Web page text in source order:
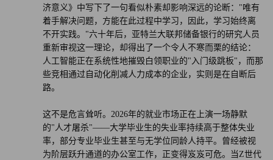
济意义》中写下了一句看似朴素却影响深远的论断："唯有
着手解决问题，方能在此过程中学习，因此，学习始终离
不开实践。"六十年后，亚特兰大联邦储备银行的研究人员
重新审视这一理论，却得出了一个令人不寒而栗的结论：
人工智能正在系统性地摧毁白领职业的"入门级跳板"，而那
些竞相通过自动化削减人力成本的企业，实则是在自断后
路。
这不是危言耸听。2026年的就业市场正在上演一场静默
的"人才屠杀"——大学毕业生的失业率持续高于整体失业
率，部分专业毕业生甚至与无学位同龄人持平。曾经被视
为阶层跃升通道的办公室工作，正变得岌岌可危。当Z世代